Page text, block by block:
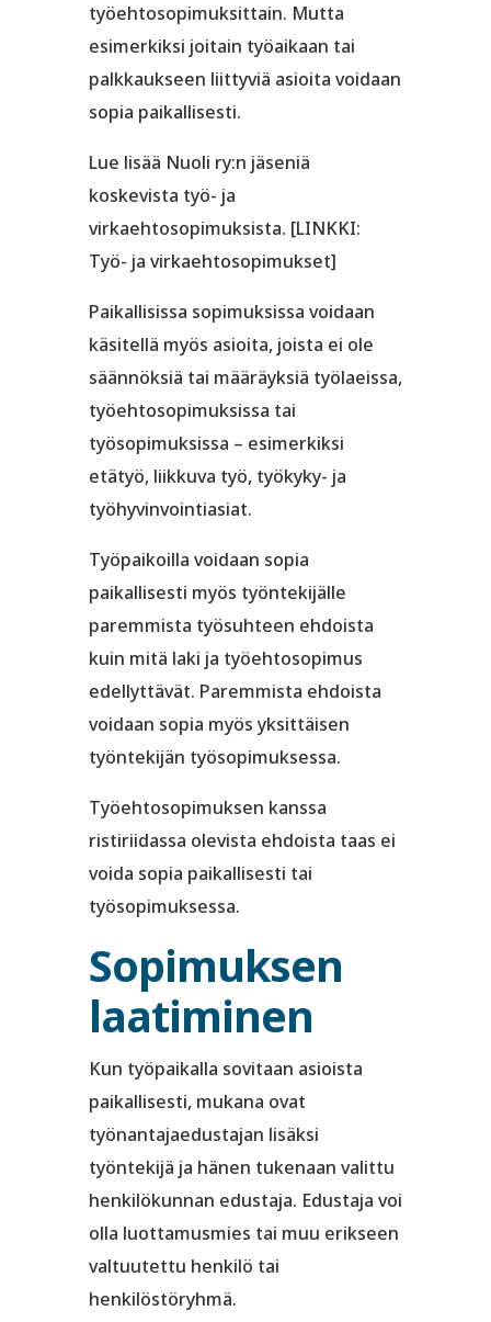
työehtosopimuksittain. Mutta
esimerkiksi joitain työaikaan tai
palkkaukseen liittyviä asioita voidaan
sopia paikallisesti.
Lue lisää Nuoli ry:n jäseniä
koskevista työ- ja
virkaehtosopimuksista. [LINKKI:
Työ- ja virkaehtosopimukset]
Paikallisissa sopimuksissa voidaan
käsitellä myös asioita, joista ei ole
säännöksiä tai määräyksiä työlaeissa,
työehtosopimuksissa tai
työsopimuksissa – esimerkiksi
etätyö, liikkuva työ, työkyky- ja
työhyvinvointiasiat.
Työpaikoilla voidaan sopia
paikallisesti myös työntekijälle
paremmista työsuhteen ehdoista
kuin mitä laki ja työehtosopimus
edellyttävät. Paremmista ehdoista
voidaan sopia myös yksittäisen
työntekijän työsopimuksessa.
Työehtosopimuksen kanssa
ristiriidassa olevista ehdoista taas ei
voida sopia paikallisesti tai
työsopimuksessa.
Sopimuksen
laatiminen
Kun työpaikalla sovitaan asioista
paikallisesti, mukana ovat
työnantajaedustajan lisäksi
työntekijä ja hänen tukenaan valittu
henkilökunnan edustaja. Edustaja voi
olla luottamusmies tai muu erikseen
valtuutettu henkilö tai
henkilöstöryhmä.